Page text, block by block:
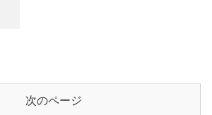
次のページ